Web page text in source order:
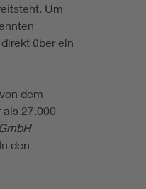
Um
über ein
dem
27.000
den